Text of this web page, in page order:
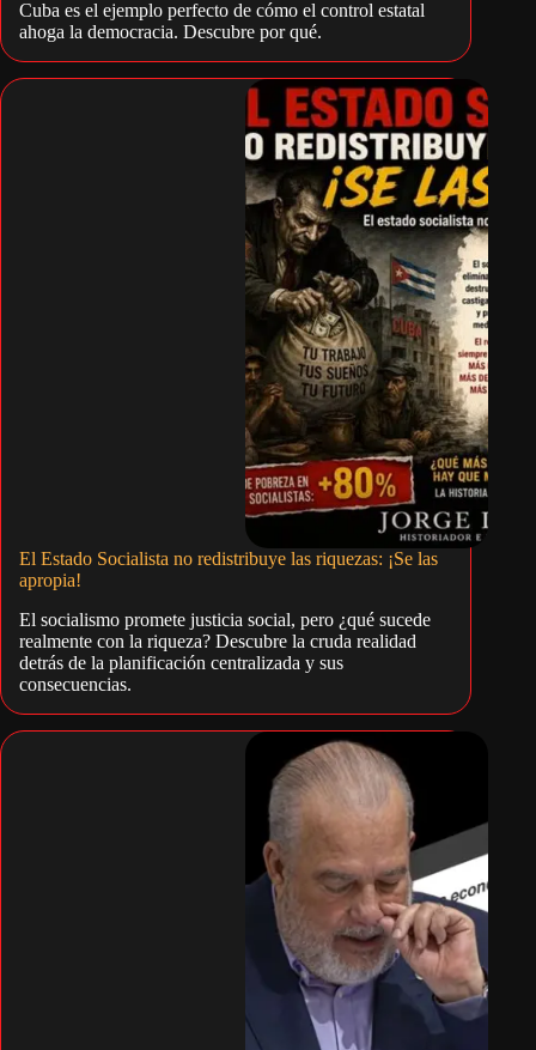
Cuba es el ejemplo perfecto de cómo el control estatal
ahoga la democracia. Descubre por qué.
El Estado Socialista no redistribuye las riquezas: ¡Se las
apropia!
El socialismo promete justicia social, pero ¿qué sucede
realmente con la riqueza? Descubre la cruda realidad
detrás de la planificación centralizada y sus
consecuencias.